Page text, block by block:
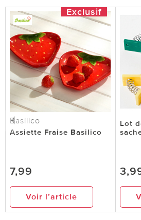
Exclusif
Basilico
Assiette Fraise Basilico
7,99
Voir l’article
Lot